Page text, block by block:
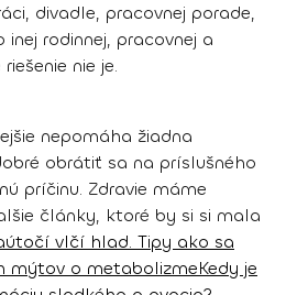
divadle, pracovnej porade,
rodinnej, pracovnej a
nie je.
nepomáha žiadna
obrátiť sa na príslušného
príčinu. Zdravie máme
články, ktoré by si si mala
vlčí hlad. Tipy ako sa
mýtov o metabolizmeKedy je